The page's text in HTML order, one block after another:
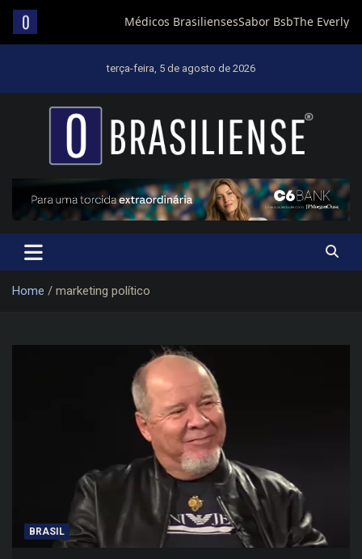
terça-feira, 5 de agosto de 2026
Um diário de notícias que trabalha por Brasília
Home marketing político
BRASIL